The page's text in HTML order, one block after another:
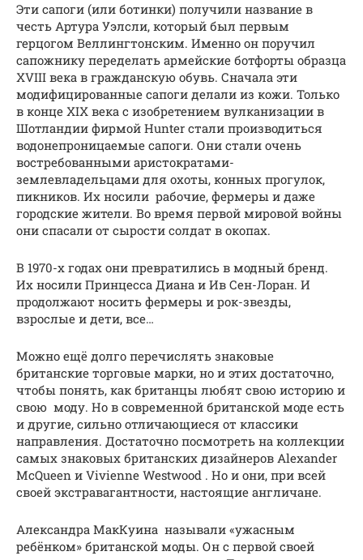
Эти сапоги (или ботинки) получили название в
честь Артура Уэлсли, который был первым
герцогом Веллингтонским. Именно он поручил
сапожнику переделать армейские ботфорты образца
XVIII века в гражданскую обувь. Сначала эти
модифицированные сапоги делали из кожи. Только
в конце XIX века с изобретением вулканизации в
Шотландии фирмой Hunter стали производиться
водонепроницаемые сапоги. Они стали очень
востребованными аристократами-
землевладельцами для охоты, конных прогулок,
пикников. Их носили рабочие, фермеры и даже
городские жители. Во время первой мировой войны
они спасали от сырости солдат в окопах.
В 1970-х годах они превратились в модный бренд.
Их носили Принцесса Диана и Ив Сен-Лоран. И
продолжают носить фермеры и рок-звезды,
взрослые и дети, все…
Можно ещё долго перечислять знаковые
британские торговые марки, но и этих достаточно,
чтобы понять, как британцы любят свою историю и
свою моду. Но в современной британской моде есть
и другие, сильно отличающиеся от классики
направления. Достаточно посмотреть на коллекции
самых знаковых британских дизайнеров Alexander
McQueen и Vivienne Westwood . Но и они, при всей
своей экстравагантности, настоящие англичане.
Александра МакКуина называли «ужасным
ребёнком» британской моды. Он с первой своей